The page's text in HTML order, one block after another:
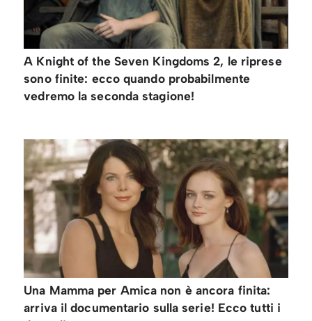
A Knight of the Seven Kingdoms 2, le riprese
sono finite: ecco quando probabilmente
vedremo la seconda stagione!
Una Mamma per Amica non è ancora finita:
arriva il documentario sulla serie! Ecco tutti i